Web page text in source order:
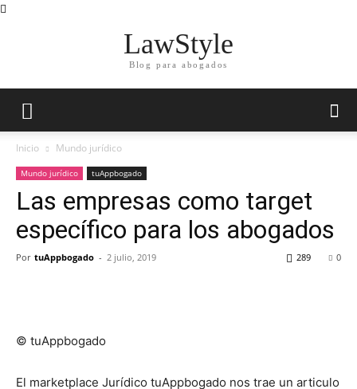
LawStyle
Blog para abogados
Inicio Mundo jurídico
Mundo jurídico tuAppbogado
Las empresas como target
específico para los abogados
Por tuAppbogado - 2 julio, 2019 0
289
© tuAppbogado
El marketplace Jurídico tuAppbogado nos trae un articulo